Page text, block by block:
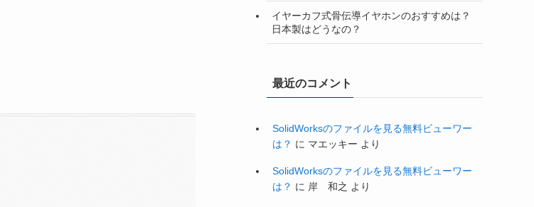
イヤーカフ式骨伝導イヤホンのおすすめは？
日本製はどうなの？
最近のコメント
SolidWorksのファイルを見る無料ビューワー
は？ に マエッキー より
SolidWorksのファイルを見る無料ビューワー
は？ に 岸 和之 より